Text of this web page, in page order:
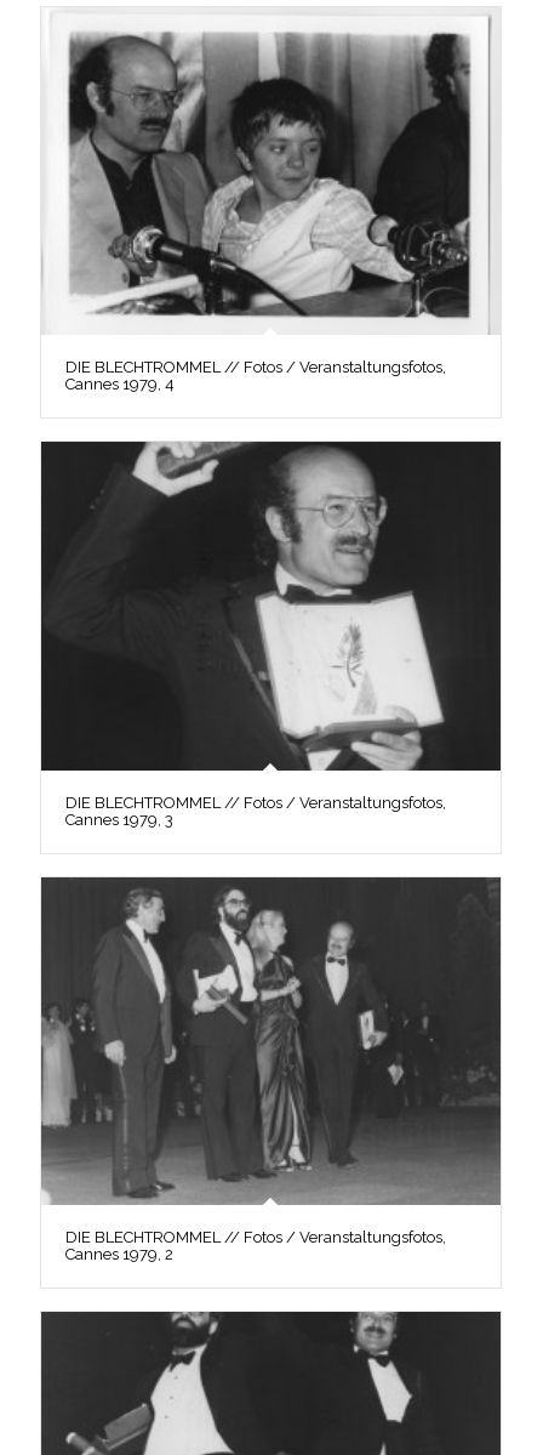
DIE BLECHTROMMEL // Fotos / Veranstaltungsfotos,
Cannes 1979, 4
DIE BLECHTROMMEL // Fotos / Veranstaltungsfotos,
Cannes 1979, 3
DIE BLECHTROMMEL // Fotos / Veranstaltungsfotos,
Cannes 1979, 2